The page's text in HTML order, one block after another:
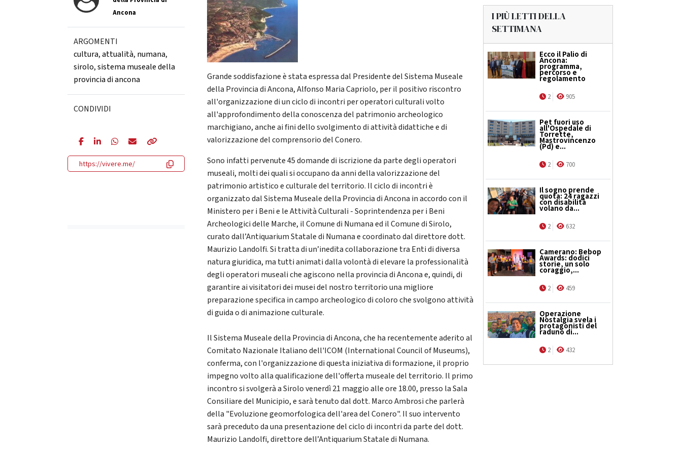
Ancona
ARGOMENTI
cultura,attualità, numana,
sirolo,sistema museale della
provincia di ancona
CONDIVIDI
https://vivere.me/
Grande soddisfazione è stata espressa dal Presidente del Sistema Museale
della Provincia di Ancona, Alfonso Maria Capriolo, per il positivo riscontro
all'organizzazione di un ciclo di incontri per operatori culturali volto
all'approfondimento della conoscenza del patrimonio archeologico
marchigiano, anche ai fini dello svolgimento di attività didattiche e di
valorizzazione del comprensorio del Conero.
Sono infatti pervenute 45 domande di iscrizione da parte degli operatori
museali, molti dei quali si occupano da anni della valorizzazione del
patrimonio artistico e culturale del territorio. Il ciclo di incontri è
organizzato dal Sistema Museale della Provincia di Ancona in accordo con il
Ministero per i Beni e le Attività Culturali - Soprintendenza per i Beni
Archeologici delle Marche, il Comune di Numana ed il Comune di Sirolo,
curato dall’Antiquarium Statale di Numana e coordinato dal direttore dott.
Maurizio Landolfi. Si tratta di un’inedita collaborazione tra Enti di diversa
natura giuridica, ma tutti animati dalla volontà di elevare la professionalità
degli operatori museali che agiscono nella provincia di Ancona e, quindi, di
garantire ai visitatori dei musei del nostro territorio una migliore
preparazione specifica in campo archeologico di coloro che svolgono attività
di guida o di animazione culturale.
Il Sistema Museale della Provincia di Ancona, che ha recentemente aderito al
Comitato Nazionale Italiano dell'ICOM (International Council of Museums),
conferma, con l'organizzazione di questa iniziativa di formazione, il proprio
impegno volto alla qualificazione dell'offerta museale del territorio. Il primo
incontro si svolgerà a Sirolo venerdì 21 maggio alle ore 18.00, presso la Sala
Consiliare del Municipio, e sarà tenuto dal dott. Marco Ambrosi che parlerà
della "Evoluzione geomorfologica dell'area del Conero". Il suo intervento
sarà preceduto da una presentazione del ciclo di incontri da parte del dott.
Maurizio Landolfi, direttore dell’Antiquarium Statale di Numana.
I PIÙ LETTI DELLA
SETTIMANA
Ecco il Palio di
Ancona:
programma,
percorso e
regolamento
2 905
Pet fuori uso
all'Ospedale di
Torrette,
Mastrovincenzo
(Pd) e...
2 700
Il sogno prende
quota: 24 ragazzi
con disabilità
volano da...
2 632
Camerano: Bebop
Awards: dodici
storie, un solo
coraggio,...
2 459
Operazione
Nostalgia svela i
protagonisti del
raduno di...
2 432